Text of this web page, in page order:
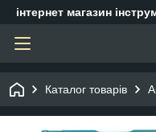
інтернет магазин
Каталог товарів